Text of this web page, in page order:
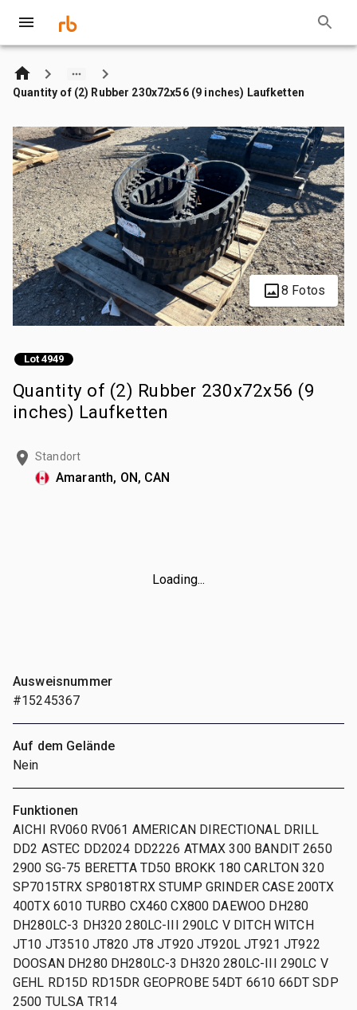
Quantity of (2) Rubber 230x72x56 (9 inches) Laufketten
8 Fotos
Lot 4949
Quantity of (2) Rubber 230x72x56 (9
inches) Laufketten
Standort
Amaranth, ON, CAN
Loading...
Ausweisnummer
#15245367
Auf dem Gelände
Nein
Funktionen
AICHI RV060 RV061 AMERICAN DIRECTIONAL DRILL
DD2 ASTEC DD2024 DD2226 ATMAX 300 BANDIT 2650
2900 SG-75 BERETTA TD50 BROKK 180 CARLTON 320
SP7015TRX SP8018TRX STUMP GRINDER CASE 200TX
400TX 6010 TURBO CX460 CX800 DAEWOO DH280
DH280LC-3 DH320 280LC-III 290LC V DITCH WITCH
JT10 JT3510 JT820 JT8 JT920 JT920L JT921 JT922
DOOSAN DH280 DH280LC-3 DH320 280LC-III 290LC V
GEHL RD15D RD15DR GEOPROBE 54DT 6610 66DT SDP
2500 TULSA TR14